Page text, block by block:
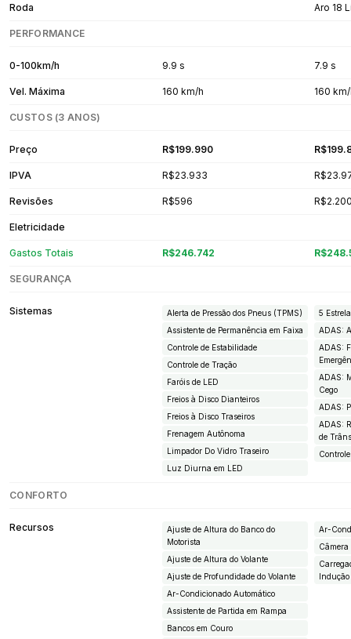
Roda Aro 18
PERFORMANCE
0-100km/h 9.9 s 7.9 s
Vel. Máxima 160 km/h 160
CUSTOS (3 ANOS)
Preço R$199.990
IPVA R$23.933
Revisões R$596
Eletricidade
Gastos Totais R$246.742
SEGURANÇA
Sistemas
Alerta de Pressão dos Pneus (TPMS)
Assistente de Permanência em Faixa
Controle de Estabilidade
Controle de Tração
Faróis de LED
Freios à Disco Dianteiros
Freios à Disco Traseiros
Frenagem Autônoma
Limpador Do Vidro Traseiro
Luz Diurna em LED
5
ADAS:
ADAS:
ADAS:
Cego
ADAS:
ADAS:
de
CONFORTO
Recursos
Ajuste de Altura do Banco do
Motorista
Ajuste de Altura do Volante
Ajuste de Profundidade do Volante
Ar-Condicionado Automático
Assistente de Partida em Rampa
Bancos em Couro
Ar-
Indução